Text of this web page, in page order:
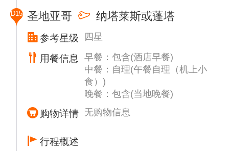
复活节岛人头像。
D15 圣地亚哥 纳塔莱斯或蓬塔
参考星级 四星
用餐信息
早餐：包含(酒店早餐)
中餐：自理(午餐自理（机上小
食）)
晚餐：包含(当地晚餐)
购物详情 无购物信息
行程概述